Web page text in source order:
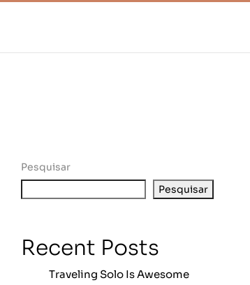
Pesquisar
Pesquisar
Recent Posts
Traveling Solo Is Awesome